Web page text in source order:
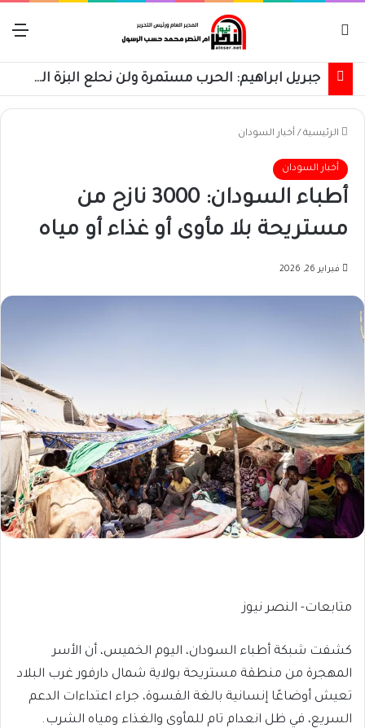
جبريل ابراهيم: الحرب مستمرة ولن نحلع البزة العسكرية حتى استعادة كامل البلاد
الرئيسية / أخبار السودان
أخبار السودان
أطباء السودان: 3000 نازح من
مستريحة بلا مأوى أو غذاء أو مياه
فبراير 26, 2026
متابعات- النصر نيوز
كشفت شبكة أطباء السودان، اليوم الخميس، أن الأسر
المهجرة من منطقة مستريحة بولاية شمال دارفور غرب البلاد
تعيش أوضاعًا إنسانية بالغة القسوة، جراء اعتداءات الدعم
السريع، في ظل انعدام تام للمأوى والغذاء ومياه الشرب.